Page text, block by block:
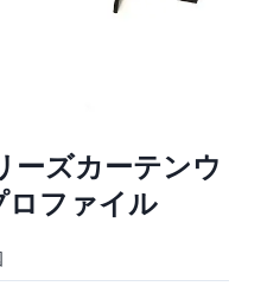
ーズカーテンウ
ロファイル